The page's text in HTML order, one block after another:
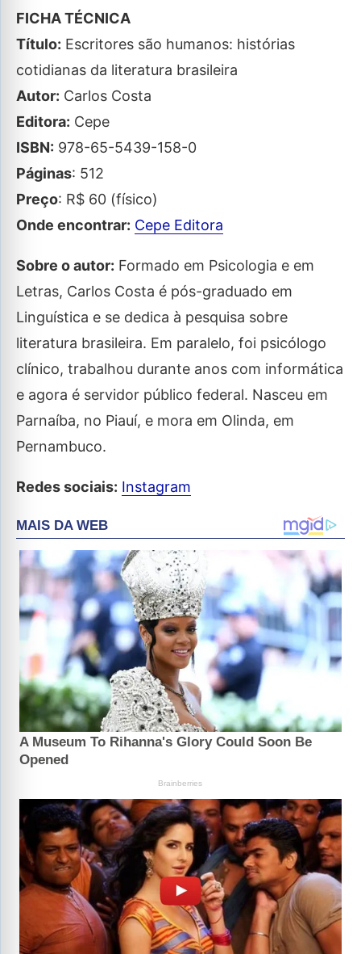
FICHA TÉCNICA
Título: Escritores são humanos: histórias
cotidianas da literatura brasileira
Autor: Carlos Costa
Editora: Cepe
ISBN: 978-65-5439-158-0
Páginas: 512
Preço: R$ 60 (físico)
Onde encontrar: Cepe Editora
Sobre o autor: Formado em Psicologia e em
Letras, Carlos Costa é pós-graduado em
Linguística e se dedica à pesquisa sobre
literatura brasileira. Em paralelo, foi psicólogo
clínico, trabalhou durante anos com informática
e agora é servidor público federal. Nasceu em
Parnaíba, no Piauí, e mora em Olinda, em
Pernambuco.
Redes sociais: Instagram